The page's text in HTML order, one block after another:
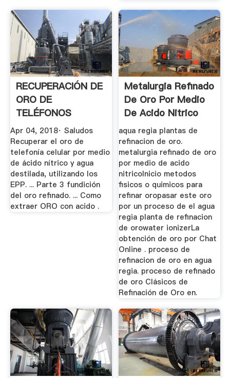
RECUPERACIÓN DE
ORO DE
TELÉFONOS
CELULARES. PASO
2 .
Apr 04, 2018· Saludos
Recuperar el oro de
telefonía celular por medio
de ácido nítrico y agua
destilada, utilizando los
EPP. ... Parte 3 fundición
del oro refinado. ... Como
extraer ORO con acido .
Metalurgia Refinado
De Oro Por Medio
De Acido Nitrico
aqua regia plantas de
refinacion de oro.
metalurgia refinado de oro
por medio de acido
nitricoInicio metodos
fisicos o quimicos para
refinar oropasar este oro
por un proceso de el agua
regia planta de refinacion
de orowater ionizerLa
obtención de oro por Chat
Online . proceso de
refinacion de oro en agua
regia. proceso de refinado
de oro Clásicos de
Refinación de Oro en.